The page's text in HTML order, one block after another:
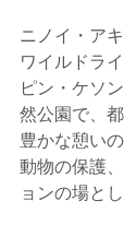
ニノイ・ア
ワイルドラ
ピン・ケソ
然公園で、
豊かな憩い
動物の保護
ョンの場と